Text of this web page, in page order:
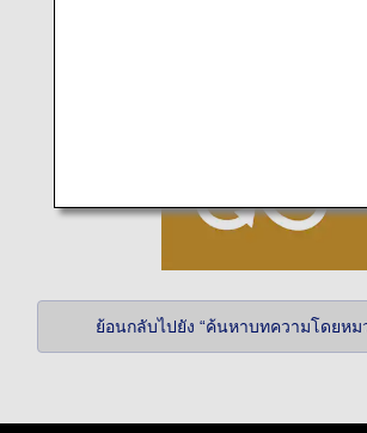
ย้อนกลับไปยัง “ค้นหาบทความโดยหม